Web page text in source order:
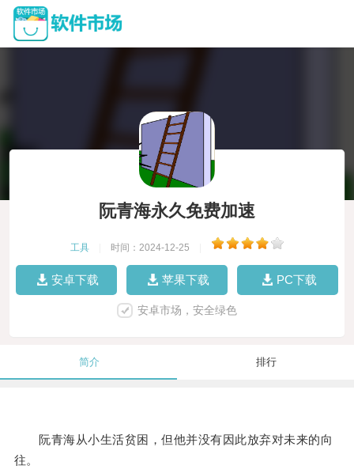
阮青海永久免费加速
工具 时间：2024-12-25
安卓下载 苹果下载 PC下载
安卓市场，安全绿色
简介 排行
阮青海从小生活贫困，但他并没有因此放弃对未来的向
往。